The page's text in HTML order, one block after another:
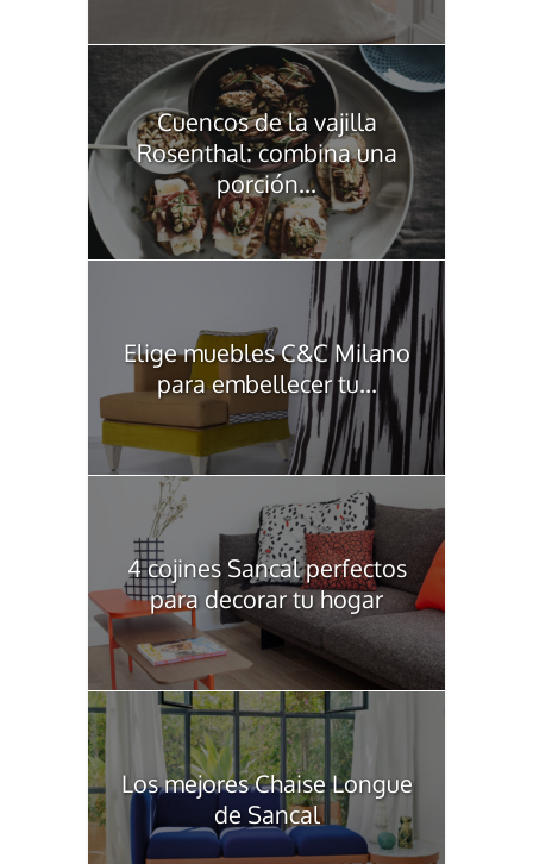
Cuencos de la vajilla
Rosenthal: combina una
porción...
Elige muebles C&C Milano
para embellecer tu...
4 cojines Sancal perfectos
para decorar tu hogar
Los mejores Chaise Longue
de Sancal